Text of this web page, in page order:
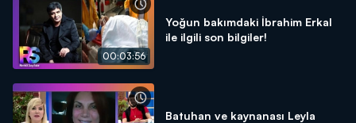
00:03:56
Yoğun bakımdaki İbrahim Erkal
ile ilgili son bilgiler!
Batuhan ve kaynanası Leyla